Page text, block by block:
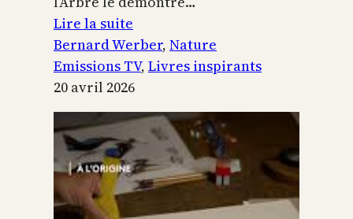
Lire la suite
La
Voix
de
l’arbre
Bernard Werber, Nature
Emissions TV, Livres inspirants
20 avril 2026